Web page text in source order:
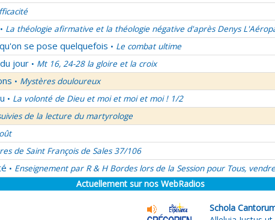
• La théologie afirmative et la théologie négative d'après Denys
se pose quelquefois • Le combat ultime
jour • Mt 16, 24-28 la gloire et la croix
• Mystères douloureux
• La volonté de Dieu et moi et moi et moi ! 1/2
de la lecture du martyrologe
de Saint François de Sales 37/106
• Enseignement par R & H Bordes lors de la Session pour Tous,
Actuellement sur nos WebRadios
Schola